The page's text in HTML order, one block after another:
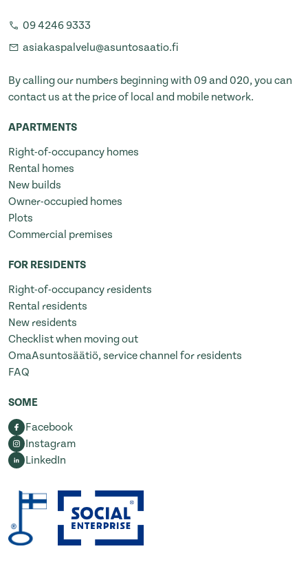
09 4246 9333
asiakaspalvelu@asuntosaatio.fi
By calling our numbers beginning with 09 and 020, you can
contact us at the price of local and mobile network.
APARTMENTS
Right-of-occupancy homes
Rental homes
New builds
Owner-occupied homes
Plots
Commercial premises
FOR RESIDENTS
Right-of-occupancy residents
Rental residents
New residents
Checklist when moving out
OmaAsuntosäätiö, service channel for residents
FAQ
SOME
Facebook
Instagram
LinkedIn